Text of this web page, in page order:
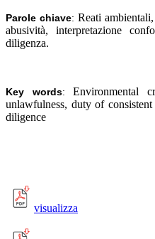
Parole chiave: Reati
abusività, interpretazione
diligenza.
Key words:Environmental
unlawfulness, duty of
diligence
visualizza